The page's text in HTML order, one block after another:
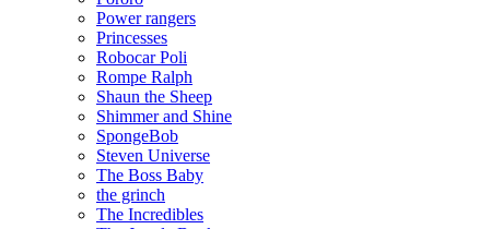
Power rangers
Princesses
Robocar Poli
Rompe Ralph
Shaun the Sheep
Shimmer and Shine
SpongeBob
Steven Universe
The Boss Baby
the grinch
The Incredibles